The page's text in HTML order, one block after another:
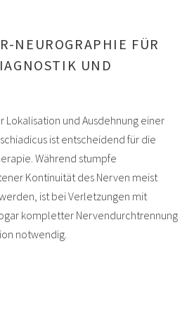
NEUROGRAPHIE FÜR
UND
Lokalisation und Ausdehnung einer
ist entscheidend für die
Während stumpfe
Kontinuität des Nerven meist
ist bei Verletzungen mit
kompletter Nervendurchtrennung
notwendig.